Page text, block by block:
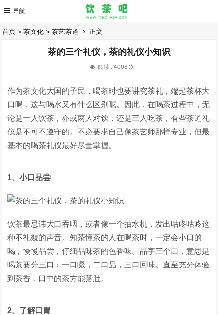
首页 >茶文化 >茶艺茶道 正文
茶的三个礼仪，茶的礼仪小知识
阅读 :4008 次
作为茶文化大国的子民，喝茶时也要讲究茶礼，端起茶杯大
口喝，这与喝水又有什么区别呢。因此，在喝茶过程中，无
论是一人饮茶，亦或两人对饮，还是三人吃茶，有些茶道礼
仪是不可不遵守的。不必要求自己像茶艺师那样专业，但最
基本的喝茶礼仪最好尽量掌握。
1、小口品尝
饮茶最忌讳大口吞咽，或者像一个抽水机，发出咕咚咕咚这
种不礼貌的声音。知茶懂茶的人在喝茶时，一定会小口的
喝，慢慢品尝，仔细品味茶的色香味。品字三个口，意思是
喝茶要分三口：一口啜，二口品，三口回味。直至充分体验
到茶香，口中的茶方能落肚。
2、了解口胃